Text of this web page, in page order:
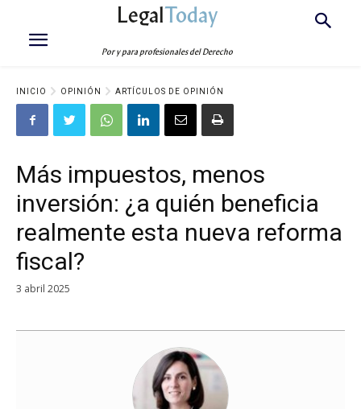
LegalToday
Por y para profesionales del Derecho
INICIO OPINIÓN ARTÍCULOS DE OPINIÓN
Más impuestos, menos
inversión: ¿a quién beneficia
realmente esta nueva reforma
fiscal?
3 abril 2025